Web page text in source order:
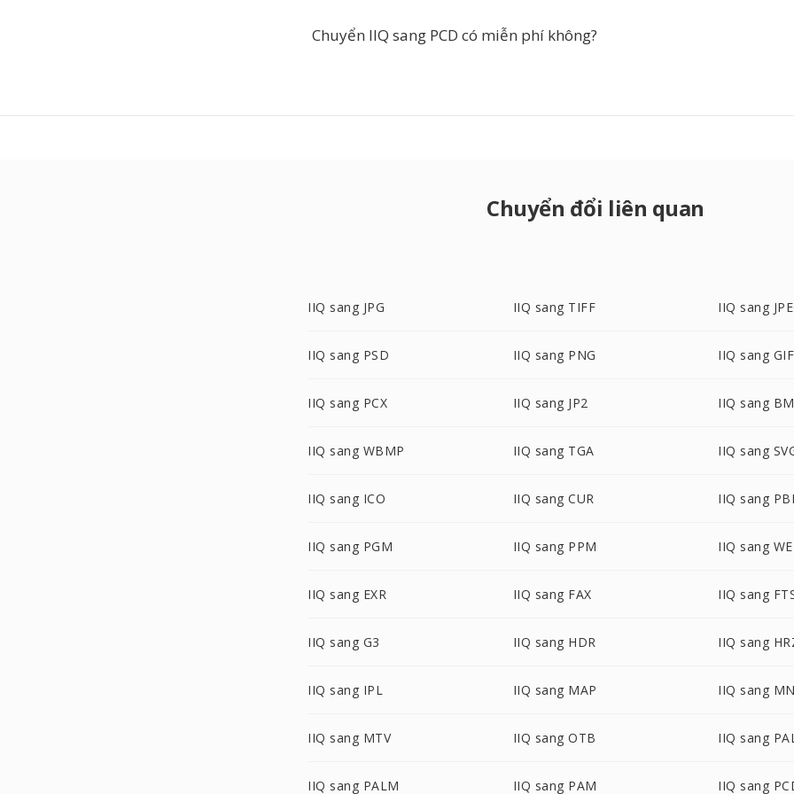
Chuyển IIQ sang PCD có miễn phí không?
Chuyển đổi liên quan
IIQ sang JPG IIQ sang TIFF IIQ sang
IIQ sang PSD IIQ sang PNG IIQ sang GIF
IIQ sang PCX IIQ sang JP2 IIQ sang
IIQ sang WBMP IIQ sang TGA IIQ sang
IIQ sang ICO IIQ sang CUR IIQ sang
IIQ sang PGM IIQ sang PPM IIQ sang
IIQ sang EXR IIQ sang FAX IIQ sang
IIQ sang G3 IIQ sang HDR IIQ sang
IIQ sang IPL IIQ sang MAP IIQ sang
IIQ sang MTV IIQ sang OTB IIQ sang
IIQ sang PALM IIQ sang PAM IIQ sang